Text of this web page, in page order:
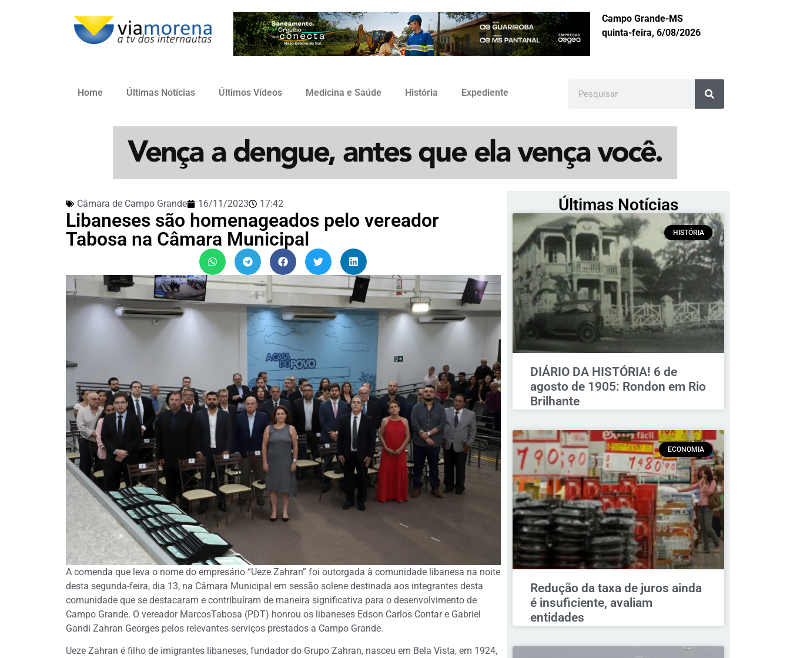
Campo Grande-MS
quinta-feira, 6/08/2026
Home Últimas Notícias Últimos Vídeos Medicina e Saúde História Expediente
Câmara de Campo Grande 16/11/2023 17:42
Libaneses são homenageados pelo vereador
Tabosa na Câmara Municipal
A comenda que leva o nome do empresário “Ueze Zahran” foi outorgada à comunidade libanesa na noite
desta segunda-feira, dia 13, na Câmara Municipal em sessão solene destinada aos integrantes desta
comunidade que se destacaram e contribuíram de maneira significativa para o desenvolvimento de
Campo Grande. O vereador MarcosTabosa (PDT) honrou os libaneses Edson Carlos Contar e Gabriel
Gandi Zahran Georges pelos relevantes serviços prestados a Campo Grande.
Ueze Zahran é filho de imigrantes libaneses, fundador do Grupo Zahran, nasceu em Bela Vista, em 1924,
Últimas Notícias
HISTÓRIA
DIÁRIO DA HISTÓRIA! 6 de
agosto de 1905: Rondon em Rio
Brilhante
ECONOMIA
Redução da taxa de juros ainda
é insuficiente, avaliam
entidades